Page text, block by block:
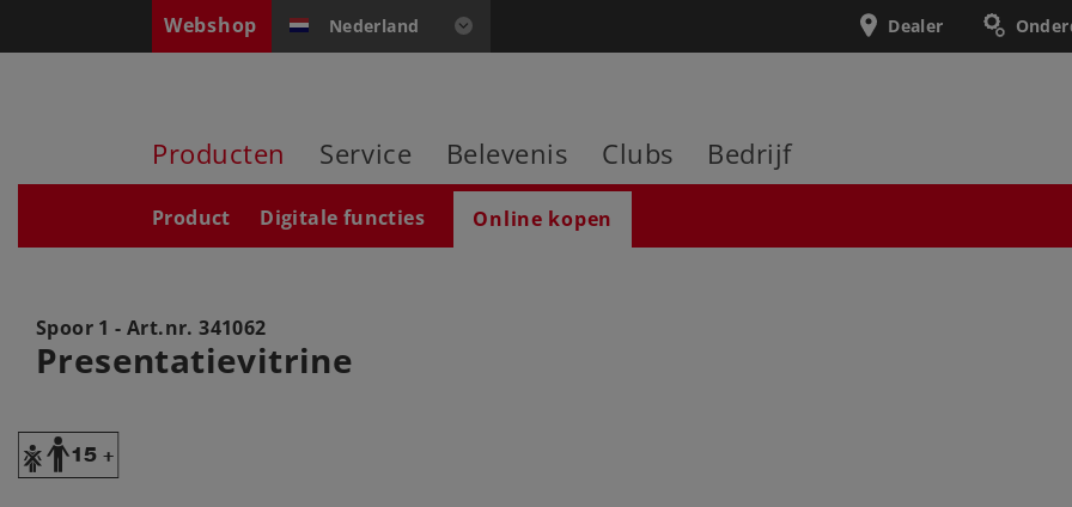
Webshop Nederland Dealer
Producten Service Belevenis Clubs Bedrijf
Product Digitale functies Online kopen
Spoor 1 - Art.nr.341062
Presentatievitrine
Y